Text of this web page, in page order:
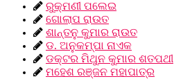
ରୁକ୍ମଣୀ ପଲେଇ
ଗୋଲାପ ରାଉତ
ଶାନ୍ତନୁ କୁମାର ରାଉତ
ଡ. ଅନୁକମ୍ପା ନାଏକ
ଡକ୍ଟର ମିଥୁନ କୁମାର ଶତପଥୀ
ମହେଶ ରଞ୍ଜନ ମହାପାତ୍ର